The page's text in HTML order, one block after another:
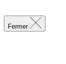
Fermer